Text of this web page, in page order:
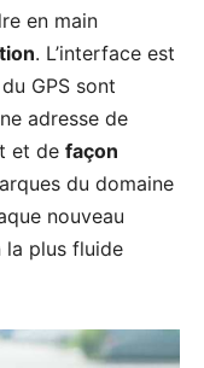
en main
. L’interface est
GPS sont
adresse de
et de façon
du domaine
nouveau
la plus fluide